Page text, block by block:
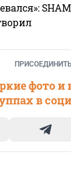
фото и
в